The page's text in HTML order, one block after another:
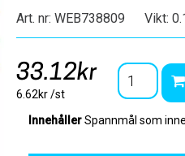
Art. nr: WEB738809 Vikt:
33.12kr
6.62kr /st
InnehållerSpannmål som